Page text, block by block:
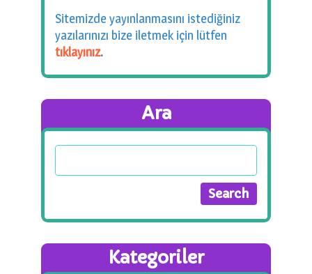
Sitemizde yayınlanmasını istediğiniz
yazılarınızı bize iletmek için lütfen
tıklayınız.
Ara
Kategoriler